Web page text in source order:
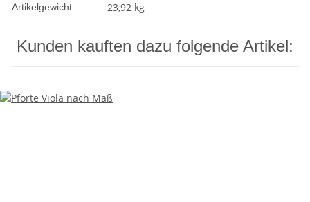
Artikelgewicht: 23,92 kg
Kunden kauften dazu folgende Artikel: